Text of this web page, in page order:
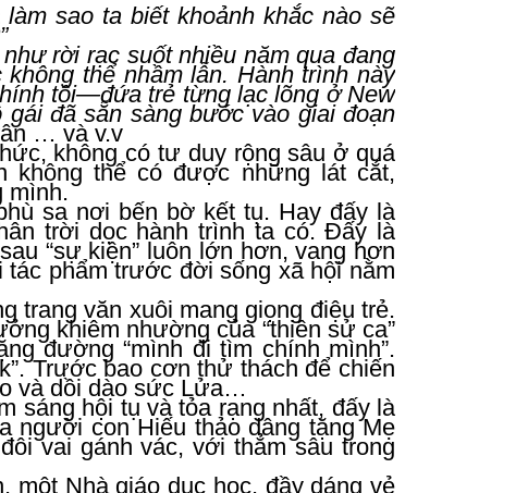
sao ta biết khoảnh khắc nào sẽ
rời rạc suốt nhiều năm qua đang
thể nhầm lẫn. Hành trình này
tôi—đứa trẻ từng lạc lõng ở New
đã sẵn sàng bước vào giai đoạn
… và v.v
không có tư duy rộng sâu ở quá
không thể có được những lát cắt,
mình.
sa nơi bến bờ kết tụ. Hay đấy là
trời dọc hành trình ta có. Đấy là
“sự kiện” luôn lớn hơn, vang hơn
tác phẩm trước đời sống xã hội nằm
trang văn xuôi mang giọng điệu trẻ.
khiêm nhường của “thiên sử ca”
đường “mình đi tìm chính mình”.
Trước bao cơn thử thách để chiến
và dồi dào sức Lửa…
sáng hội tụ và tỏa rạng nhất, đấy là
người con Hiếu thảo dâng tặng Mẹ
vai gánh vác, với thẳm sâu trong
một Nhà giáo dục học, đầy dáng vẻ